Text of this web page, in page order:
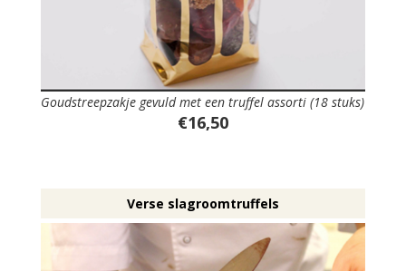
Goudstreepzakje gevuld met een truffel assorti (18 stuks)
€16,50
Verse slagroomtruffels